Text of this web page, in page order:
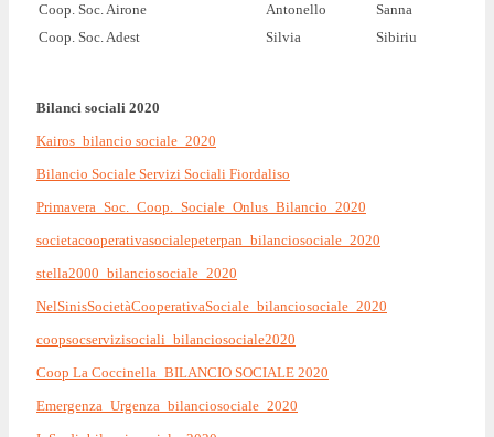
Coop. Soc. Airone
Antonello
Sanna
Coop. Soc. Adest
Silvia Sibiriu
Bilanci sociali 2020
Kairos_bilancio sociale_2020
Bilancio Sociale Servizi Sociali Fiordaliso
Primavera_Soc._Coop._Sociale_Onlus_Bilancio_2020
societacooperativasocialepeterpan_ bilanciosociale_2020
stella2000_bilanciosociale_2020
NelSinisSocietàCooperativaSociale_bilanciosociale_2020
coopsocservizisociali_bilanciosociale2020
Coop La Coccinella_BILANCIO SOCIALE 2020
Emergenza_Urgenza_bilanciosociale_2020